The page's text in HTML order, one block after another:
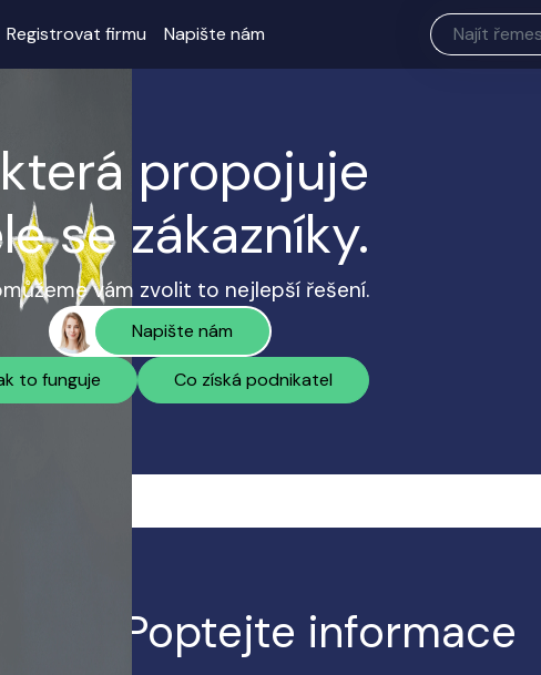
Registrovat firmu Napište nám
propojuje
se zákazníky.
vám zvolit to nejlepší řešení.
Napište nám
to funguje Co získá podnikatel
Poptejte informace